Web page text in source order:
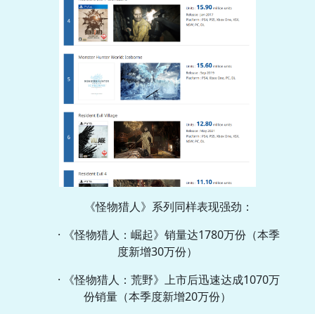
《怪物猎人》系列同样表现强劲：
· 《怪物猎人：崛起》销量达1780万份（本季
度新增30万份）
· 《怪物猎人：荒野》上市后迅速达成1070万
份销量（本季度新增20万份）